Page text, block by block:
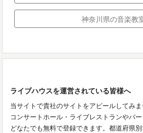
神奈川県の音楽教
ライブハウスを運営されている皆様へ
当サイトで貴社のサイトをアピールしてみ
コンサートホール・ライブレストランやバ
どなたでも無料で登録できます。都道府県